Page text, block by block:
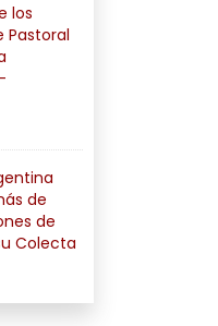
los
Pastoral
de
de
Colecta